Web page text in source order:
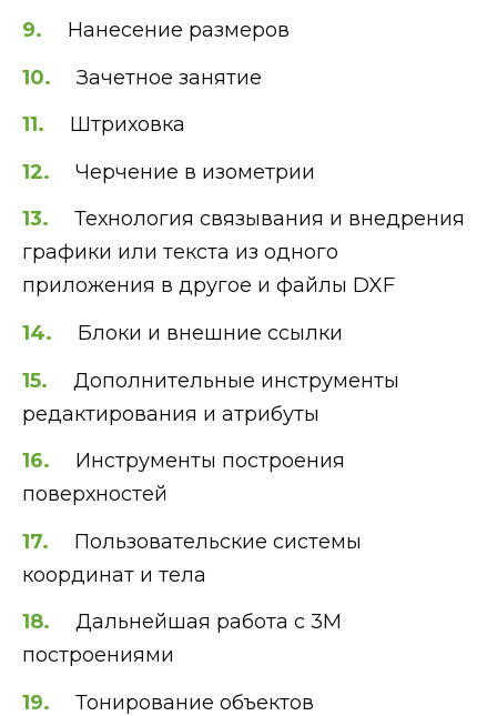
Нанесение размеров
Зачетное занятие
Штриховка
Черчение в изометрии
Технология связывания и внедрения
графики или текста из одного
приложения в другое и файлы DXF
Блоки и внешние ссылки
Дополнительные инструменты
редактирования и атрибуты
Инструменты построения
поверхностей
Пользовательские системы
координат и тела
Дальнейшая работа с 3М
построениями
Тонирование объектов